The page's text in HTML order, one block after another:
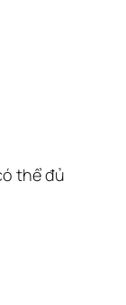
thể đủ